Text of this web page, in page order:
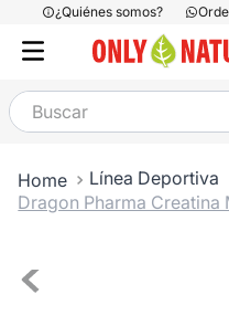
¿Quiénes somos?
Buscar
Línea Deportiva
Dragon Pharma